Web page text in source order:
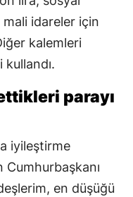
idareler için
kalemleri
parayı
iyileştirme
Cumhurbaşkanı
en düşüğü